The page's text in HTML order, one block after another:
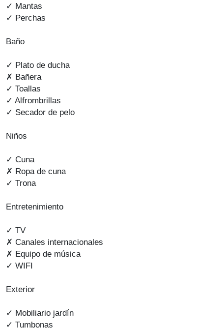
✓ Mantas
✓ Perchas
Baño
✓ Plato de ducha
✗ Bañera
✓ Toallas
✓ Alfrombrillas
✓ Secador de pelo
Niños
✓ Cuna
✗ Ropa de cuna
✓ Trona
Entretenimiento
✓ TV
✗ Canales internacionales
✗ Equipo de música
✓ WIFI
Exterior
✓ Mobiliario jardín
✓ Tumbonas